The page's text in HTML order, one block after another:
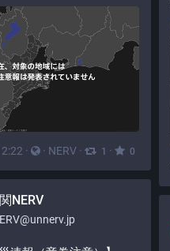
· · NERV · 1 · 0
NERV